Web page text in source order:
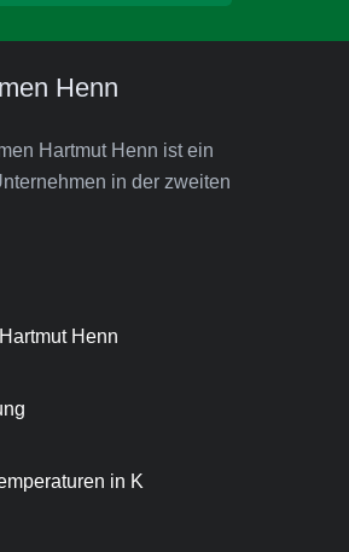
Henn
Hartmut Henn ist ein
in der zweiten
Henn
in K